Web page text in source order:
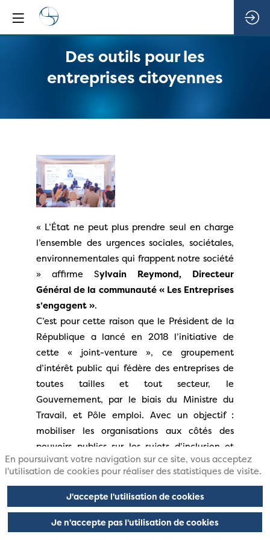
Des outils pour les
entreprises citoyennes
« L’État ne peut plus prendre seul en charge
l’ensemble des urgences sociales, sociétales,
environnementales qui frappent notre société
» affirme Sylvain Reymond, Directeur
Général de la communauté « Les Entreprises
s’engagent ».
C’est pour cette raison que le Président de la
République a lancé en 2018 l’initiative de
cette « joint-venture », ce groupement
d’intérêt public qui fédère des entreprises de
toutes tailles et tout secteur, le
Gouvernement, par le biais du Ministre du
Travail, et Pôle emploi. Avec un objectif :
mobiliser les organisations aux côtés des
pouvoirs publics sur les sujets d’inclusion et
d'écologie. Ce mouvement est notamment
partie prenante du programme « 1 Jeune, Une
solution » qui a permis la signature de 830
000 contrats d’apprentissage ou du passage à
l’échelle du dispositif de mentorat passé de 25
En poursuivant votre navigation sur ce site, vous acceptez
l'utilisation de cookies pour réaliser des statistiques de visite.
J'accepte l'utilisation de cookies
Je n'accepte pas l'utilisation de cookies